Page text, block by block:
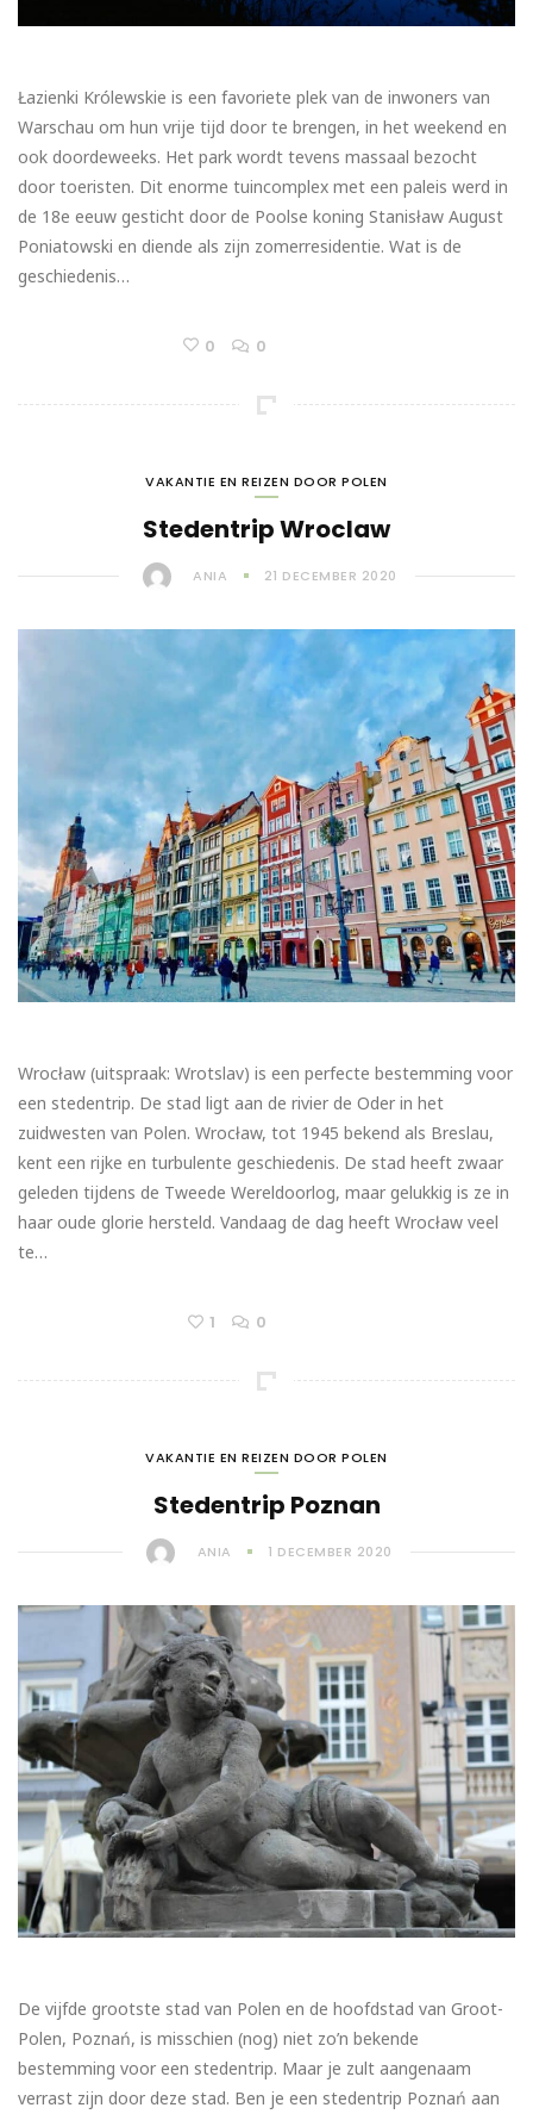
Łazienki Królewskie is een favoriete plek van de inwoners van
Warschau om hun vrije tijd door te brengen, in het weekend en
ook doordeweeks. Het park wordt tevens massaal bezocht
door toeristen. Dit enorme tuincomplex met een paleis werd in
de 18e eeuw gesticht door de Poolse koning Stanisław August
Poniatowski en diende als zijn zomerresidentie. Wat is de
geschiedenis…
0 0
VAKANTIE EN REIZEN DOOR POLEN
Stedentrip Wroclaw
ANIA 21 DECEMBER 2020
Wrocław (uitspraak: Wrotslav) is een perfecte bestemming voor
een stedentrip. De stad ligt aan de rivier de Oder in het
zuidwesten van Polen. Wrocław, tot 1945 bekend als Breslau,
kent een rijke en turbulente geschiedenis. De stad heeft zwaar
geleden tijdens de Tweede Wereldoorlog, maar gelukkig is ze in
haar oude glorie hersteld. Vandaag de dag heeft Wrocław veel
te…
1 0
VAKANTIE EN REIZEN DOOR POLEN
Stedentrip Poznan
ANIA 1 DECEMBER 2020
De vijfde grootste stad van Polen en de hoofdstad van Groot-
Polen, Poznań, is misschien (nog) niet zo’n bekende
bestemming voor een stedentrip. Maar je zult aangenaam
verrast zijn door deze stad. Ben je een stedentrip Poznań aan